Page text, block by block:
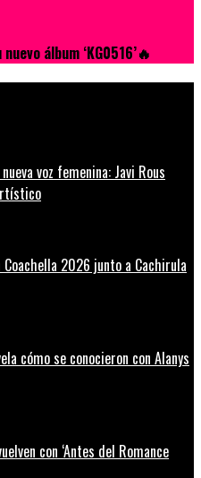
álbum ‘KG0516’🔥
voz femenina: Javi Rous
2026 junto a Cachirula
cómo se conocieron con Alanys
con ‘Antes del Romance